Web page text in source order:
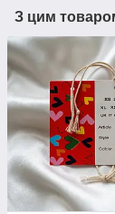
З цим